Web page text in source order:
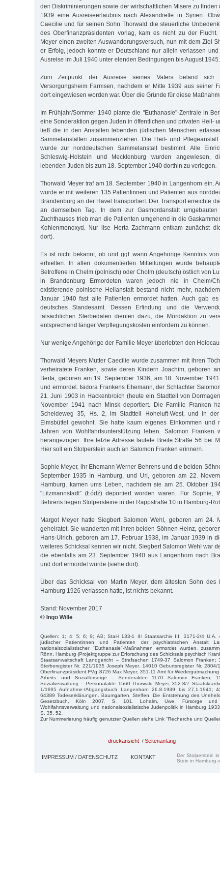
den Diskriminierungen sowie der wirtschaftlichen Misere zu finden
1939 eine Ausreiseerlaubnis nach Alexandrette in Syrien.
Caecilie und für seinen Sohn Thorwald die steuerliche
des Oberfinanzpräsidenten vorlag, kam es nicht zu der
Meyer einen zweiten Auswanderungsversuch, nun mit dem Ziel
er Erfolg, jedoch konnte er Deutschland nur allein verlassen
Ausreise im Juli 1940 unter elenden Bedingungen bis August 1945.
Zum Zeitpunkt der Ausreise seines Vaters befand sich
Versorgungsheim Farmsen, nachdem er Mitte 1939 aus seiner
dort eingewiesen worden war. Über die Gründe für diese
Im Frühjahr/Sommer 1940 plante die "Euthanasie"-Zentrale in
eine Sonderaktion gegen Juden in öffentlichen und privaten Heil-
ließ die in den Anstalten lebenden jüdischen Menschen
Sammelanstalten zusammenziehen. Die Heil- und
wurde zur norddeutschen Sammelanstalt bestimmt. Alle
Schleswig-Holstein und Mecklenburg wurden angewiesen,
lebenden Juden bis zum 18. September 1940 dorthin zu verlegen.
Thorwald Meyer traf am 18. September 1940 in Langenhorn ein.
wurde er mit weiteren 135 Patientinnen und Patienten aus
Brandenburg an der Havel transportiert. Der Transport erreichte
an demselben Tag. In dem zur Gasmordanstalt
Zuchthauses trieb man die Patienten umgehend in die
Kohlenmonoxyd. Nur Ilse Herta Zachmann entkam zunächst
dort).
Es ist nicht bekannt, ob und ggf. wann Angehörige Kenntnis
erhielten. In allen dokumentierten Mitteilungen wurde
Betroffene in Chelm (polnisch) oder Cholm (deutsch) östlich von
in Brandenburg Ermordeten waren jedoch nie in Chelm/
existierende polnische Heilanstalt bestand nicht mehr,
Januar 1940 fast alle Patienten ermordet hatten. Auch gab
deutsches Standesamt. Dessen Erfindung und die
tatsächlichen Sterbedaten dienten dazu, die Mordaktion zu
entsprechend länger Verpflegungskosten einfordern zu können.
Nur wenige Angehörige der Familie Meyer überlebten den
Thorwald Meyers Mutter Caecilie wurde zusammen mit ihren
verheiratete Franken, sowie deren Kindern Joachim, geboren
Berta, geboren am 19. September 1936, am 18. November
und ermordet. Isidora Frankens Ehemann, der Schlachter
21. Juni 1903 in Hackenbroich (heute ein Stadtteil von
November 1941 nach Minsk deportiert. Die Familie Franken
Scheideweg 35, Hs. 2, im Stadtteil Hoheluft-West, und in
Eimsbüttel gewohnt. Sie hatte kaum eigenes Einkommen und
Jahren von Wohlfahrtsunterstützung leben. Salomon Franken
herangezogen. Ihre letzte Adresse lautete Breite Straße 56 bei
Hier soll ein Stolperstein auch an Salomon Franken erinnern.
Sophie Meyer, ihr Ehemann Werner Behrens und die beiden
September 1935 in Hamburg, und Uri, geboren am 22.
Hamburg, kamen ums Leben, nachdem sie am 25. Oktober
"Litzmannstadt” (Łódź) deportiert worden waren. Für Sophie,
Behrens liegen Stolpersteine in der Rappstraße 10 in Hamburg-
Margot Meyer hatte Siegbert Salomon Wehl, geboren am 24.
geheiratet. Sie wanderten mit ihren beiden Söhnen Heinz,
Hans-Ulrich, geboren am 17. Februar 1938, im Januar 1939 in
weiteres Schicksal kennen wir nicht. Siegbert Salomon Wehl war
die ebenfalls am 23. September 1940 aus Langenhorn nach
und dort ermordet wurde (siehe dort).
Über das Schicksal von Martin Meyer, dem ältesten Sohn des
Hamburg 1926 verlassen hatte, ist nichts bekannt.
Stand: November 2017
© Ingo Wille
Quellen: 1; 4; 5; 6; 9; AB; StaH 133-1 III Staatsarchiv III, 3171-2/4 U.A.
jüdischer Patientinnen und Patienten der psychiatrischen Anstalt
nationalsozialistischer "Euthanasie"-Maßnahmen ermordet wurden,
Rönn, Hamburg (Projektgruppe zur Erforschung des Schicksals psychisch
Staatsanwaltschaft Landgericht – Strafsachen 1749-37 Salomon Franken;
Sterberegister Nr. 221/1935 Joseph Meyer, 14010 Geburtsregister Nr. 2804/
Oberfinanzpräsident FVg 8726 Max Meyer; 351-11 Amt für
Arbeits- und Sozialfürsorge – Sonderakten 1170 Salomon Franken,
Sozialverwaltung – Personalakte 1560 Thorwald Meyer, 352-8/7
1/1995 Aufnahme-/Abgangsbuch Langenhorn 26.8.1939 bis 27.1.1941;
64389 Todeserklärungen. Baumgarten, Steffen, Die Entstehung des
Gesetzbuch, Köln 2007, S. 101. Lohalm, Uwe, Fürsorge und
Wohlfahrtsverwaltung und nationalsozialistische Judenpolitik in Hamburg
S. 35, 52.
Zur Nummerierung häufig genutzter Quellen siehe Link "Recherche und
druckansicht / Seitenanfang
IMPRESSUM / DATENSCHUTZ KONTAKT
Der Stolperstein
Stein in Hamburg